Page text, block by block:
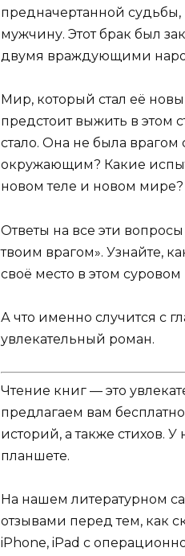
предначертанной судьбы,
мужчину. Этот брак был
двумя враждующими
Мир, который стал её
предстоит выжить в этом
стало. Она не была врагом
окружающим? Какие
новом теле и новом мире?
Ответы на все эти
твоим врагом». Узнайте,
своё место в этом
А что именно случится с
увлекательный роман.
Чтение книг — это
предлагаем вам
историй, а также стихов.
планшете.
На нашем литературном
отзывами перед тем, как
iPhone, iPad с